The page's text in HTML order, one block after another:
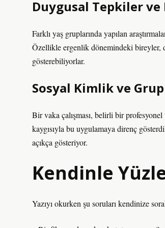
Duygusal Tepkiler ve
Farklı yaş gruplarında yapılan
Özellikle ergenlik dönemindeki bireyler,
gösterebiliyorlar.
Sosyal Kimlik ve
Bir vaka çalışması, belirli bir
kaygısıyla bu uygulamaya direnç
açıkça gösteriyor.
Kendinle
Yazıyı okurken şu soruları kendinize